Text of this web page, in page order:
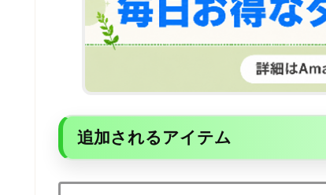
追加されるアイテム